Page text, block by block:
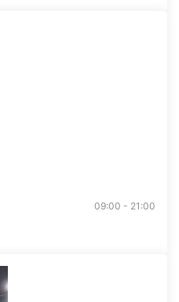
09:00 - 21:00